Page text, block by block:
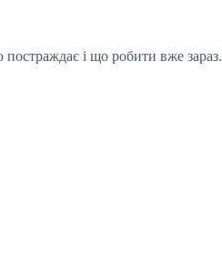
постраждає і що робити вже зараз.